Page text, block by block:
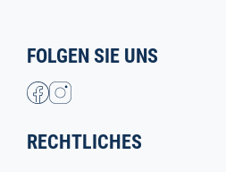
FOLGEN SIE UNS
RECHTLICHES